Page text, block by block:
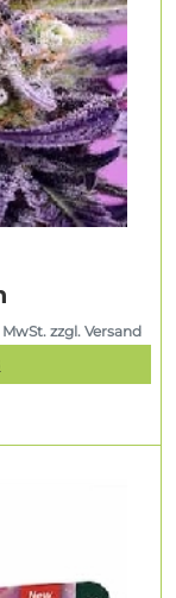
zzgl. Versand